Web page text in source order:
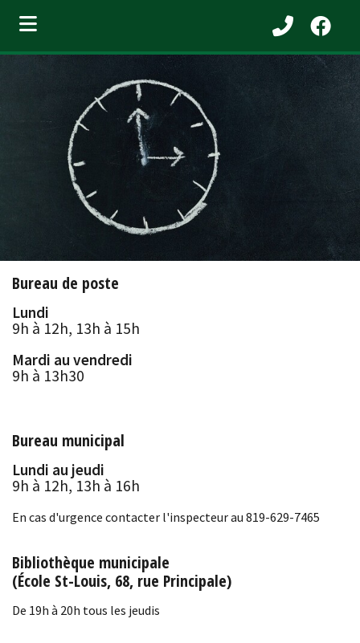
(Services aux citoyens )
(Municipalité )
(Attraits touristiques )
(Affaires et entreprises )
Bureau de poste
Lundi
9h à 12h, 13h à 15h
Mardi au vendredi
9h à 13h30
Bureau municipal
Lundi au jeudi
9h à 12h, 13h à 16h
En cas d'urgence contacter l'inspecteur au 819-629-7465
Bibliothèque municipale
(École St-Louis, 68, rue Principale)
De 19h à 20h tous les jeudis